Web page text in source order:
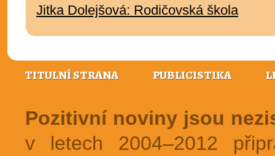
Jitka Dolejšová: Rodičovská škola
TITULNÍ STRANA PUBLICISTIKA
Pozitivní noviny jsou
v letech 2004–2012